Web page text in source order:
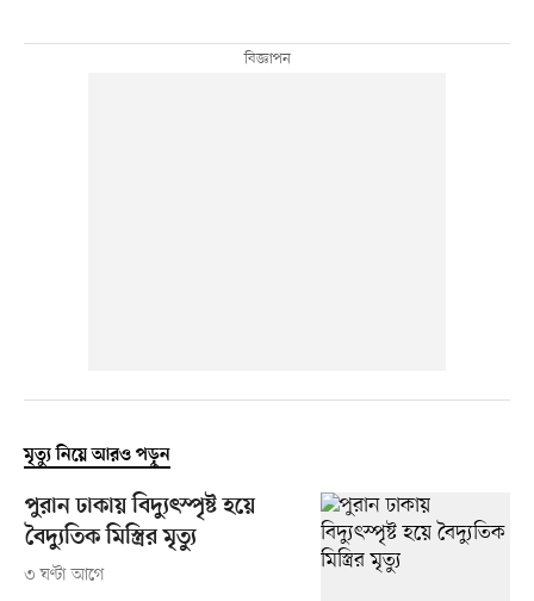
মৃত্যু নিয়ে আরও পড়ুন
পুরান ঢাকায় বিদ্যুৎস্পৃষ্ট হয়ে
বৈদ্যুতিক মিস্ত্রির মৃত্যু
৩ ঘণ্টা আগে